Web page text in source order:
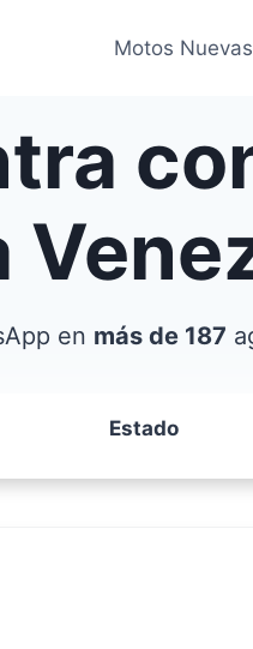
Motos Nuevas
en más de 187
Estado